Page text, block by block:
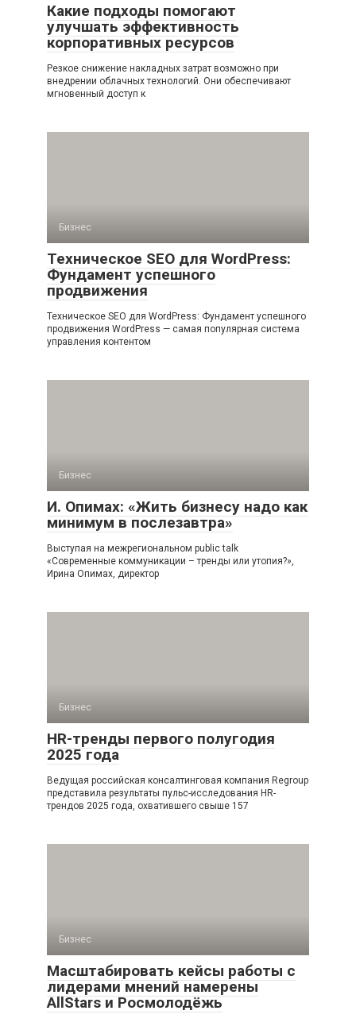
Какие подходы помогают
улучшать эффективность
корпоративных ресурсов
Резкое снижение накладных затрат возможно при
внедрении облачных технологий. Они обеспечивают
мгновенный доступ к
Бизнес
Техническое SEO для WordPress:
Фундамент успешного
продвижения
Техническое SEO для WordPress: Фундамент успешного
продвижения WordPress — самая популярная система
управления контентом
Бизнес
И. Опимах: «Жить бизнесу надо как
минимум в послезавтра»
Выступая на межрегиональном public talk
«Современные коммуникации – тренды или утопия?»,
Ирина Опимах, директор
Бизнес
HR-тренды первого полугодия
2025 года
Ведущая российская консалтинговая компания Regroup
представила результаты пульс-исследования HR-
трендов 2025 года, охватившего свыше 157
Бизнес
Масштабировать кейсы работы с
лидерами мнений намерены
AllStars и Росмолодёжь